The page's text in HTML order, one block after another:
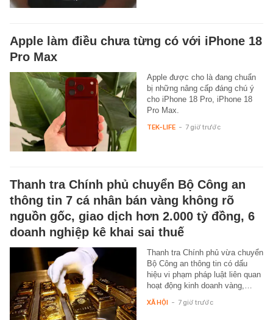
Apple làm điều chưa từng có với iPhone 18
Pro Max
Apple được cho là đang chuẩn
bị những nâng cấp đáng chú ý
cho iPhone 18 Pro, iPhone 18
Pro Max.
TEK-LIFE - 7 giờ trước
Thanh tra Chính phủ chuyển Bộ Công an
thông tin 7 cá nhân bán vàng không rõ
nguồn gốc, giao dịch hơn 2.000 tỷ đồng, 6
doanh nghiệp kê khai sai thuế
Thanh tra Chính phủ vừa chuyển
Bộ Công an thông tin có dấu
hiệu vi phạm pháp luật liên quan
hoạt động kinh doanh vàng,…
XÃ HỘI - 7 giờ trước